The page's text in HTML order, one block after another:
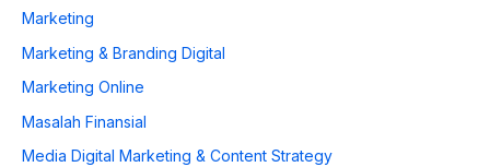
Marketing
Marketing & Branding Digital
Marketing Online
Masalah Finansial
Media Digital Marketing & Content Strategy